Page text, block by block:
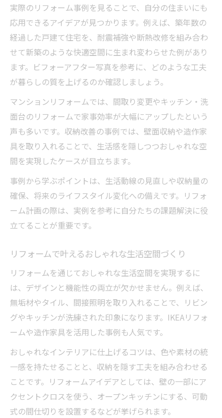
実際のリフォーム事例を見ることで、自分の住まいにも
応用できるアイデアが見つかります。例えば、築年数の
経過した戸建て住宅を、耐震補強や断熱改修を組み合わ
せて新築のような快適空間に生まれ変わらせた例があり
ます。ビフォーアフター写真を参考に、どのような工夫
が暮らしの質を上げるのか確認しましょう。
マンションリフォームでは、間取り変更やキッチン・洗
面台のリフォームで家事効率が大幅にアップしたという
声も多いです。収納改善の事例では、壁面収納や造作家
具を取り入れることで、生活感を隠しつつおしゃれな空
間を実現したケースが目立ちます。
事例から学ぶポイントは、生活動線の見直しや収納量の
確保、将来のライフスタイル変化への備えです。リフォ
ーム計画の際は、実例を参考に自分たちの課題解決に役
立てることが重要です。
リフォームで叶えるおしゃれな生活空間づくり
リフォームを通じておしゃれな生活空間を実現するに
は、デザインと機能性の両立が欠かせません。例えば、
無垢材やタイル、間接照明を取り入れることで、リビン
グやキッチンが洗練された印象になります。IKEAリフォ
ームや造作家具を活用した事例も人気です。
おしゃれなインテリアに仕上げるコツは、色や素材の統
一感を持たせることと、収納を隠す工夫を組み合わせる
ことです。リフォームアイデアとしては、壁の一部にア
クセントクロスを使う、オープンキッチンにする、可動
式の間仕切りを設置するなどが挙げられます。